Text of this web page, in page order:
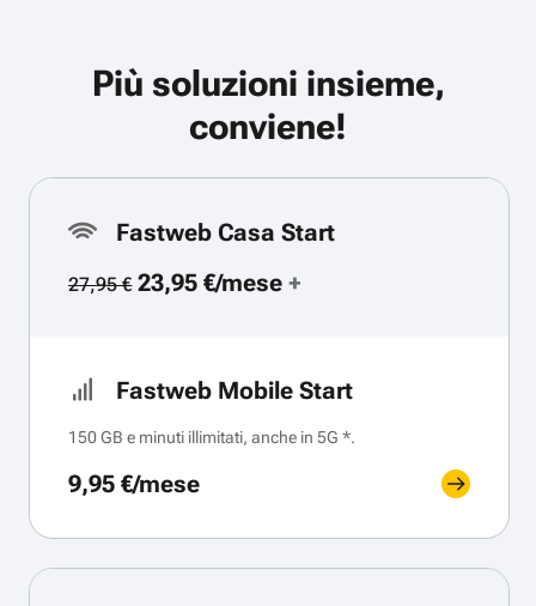
Più soluzioni insieme,
conviene!
Fastweb Casa Start
27,95 €23,95 €/mese+
Fastweb Mobile Start
150 GB e minuti illimitati, anche in 5G *.
9,95 €/mese